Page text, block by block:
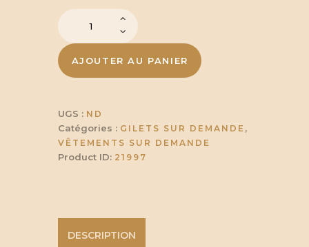
quantité
de
Gilet
pour
dames
AJOUTER AU PANIER
UGS : ND
Catégories : GILETS SUR DEMANDE ,
VÊTEMENTS SUR DEMANDE
Product ID: 21997
DESCRIPTION